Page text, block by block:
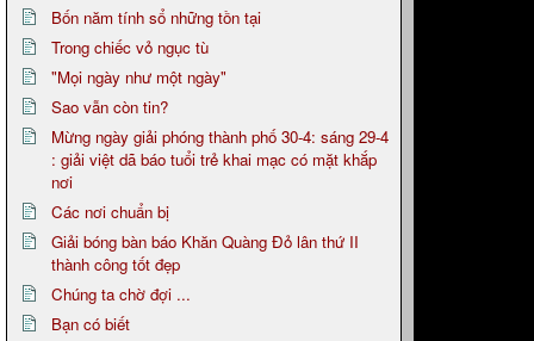
Bốn năm tính sổ những tồn tại
Trong chiếc vỏ ngục tù
"Mọi ngày như một ngày"
Sao vẫn còn tin?
Mừng ngày giải phóng thành phố 30-4: sáng 29-4
: giải việt dã báo tuổi trẻ khai mạc có mặt khắp
nơi
Các nơi chuẩn bị
Giải bóng bàn báo Khăn Quàng Đỏ lân thứ II
thành công tốt đẹp
Chúng ta chờ đợi ...
Bạn có biết